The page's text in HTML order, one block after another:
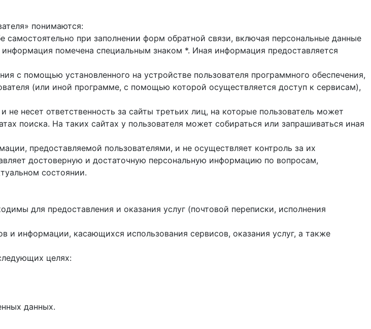
понимаются:
самостоятельно при заполнении форм обратной связи, включая персональные данные
информация помечена специальным знаком *. Иная информация предоставляется
с помощью установленного на устройстве пользователя программного обеспечения,
(или иной программе, с помощью которой осуществляется доступ к cервисам),
несет ответственность за сайты третьих лиц, на которые пользователь может
поиска. На таких сайтах у пользователя может собираться или запрашиваться иная
предоставляемой пользователями, и не осуществляет контроль за их
достоверную и достаточную персональную информацию по вопросам,
состоянии.
для предоставления и оказания услуг (почтовой переписки, исполнения
и информации, касающихся использования сервисов, оказания услуг, а также
целях:
данных.